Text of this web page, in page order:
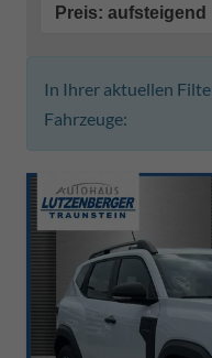
In Ihrer aktuellen
Fahrzeuge: